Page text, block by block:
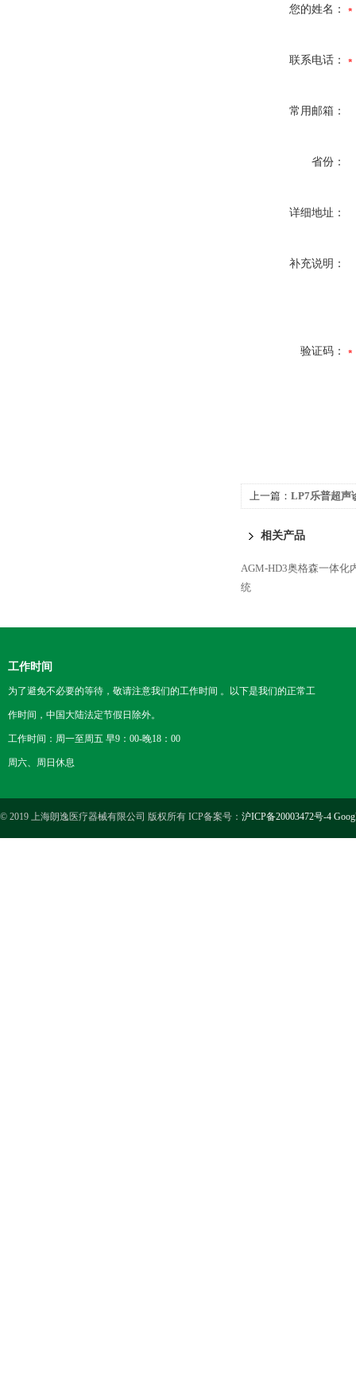
您的姓名：
联系电话：
常用邮箱：
省份：
详细地址：
补充说明：
验证码：
上一篇： LP7乐普超声
相关产品
AGM-HD3奥格森一体化
统
工作时间
为了避免不必要的等待，敬请注意我们的工作时间 。以下是我们的正常工
作时间，中国大陆法定节假日除外。
工作时间：周一至周五 早9：00-晚18：00
周六、周日休息
© 2019 上海朗逸医疗器械有限公司 版权所有 ICP备案号： 沪ICP备20003472号-4